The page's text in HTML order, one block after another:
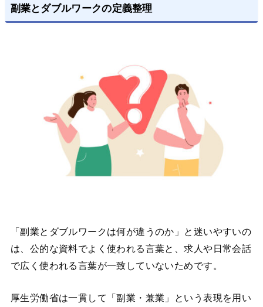
副業とダブルワークの定義整理
「副業とダブルワークは何が違うのか」と迷いやすいの
は、公的な資料でよく使われる言葉と、求人や日常会話
で広く使われる言葉が一致していないためです。
厚生労働省は一貫して「副業・兼業」という表現を用い